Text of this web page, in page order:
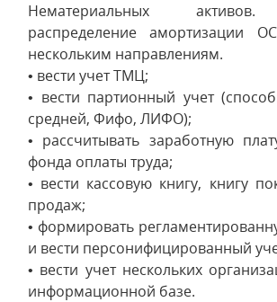
Нематериальных
распределение
нескольким направлениям.
• вести учет ТМЦ;
• вести партионный учет
средней, Фифо, ЛИФО);
• рассчитывать заработную
фонда оплаты труда;
• вести кассовую книгу, книгу
продаж;
• формировать
и вести персонифицированный
• вести учет нескольких
информационной базе.